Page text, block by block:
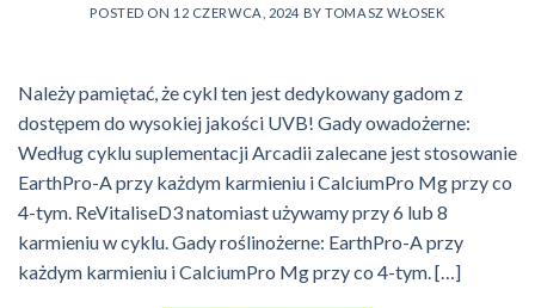
POSTED ON 12 CZERWCA, 2024 BYTOMASZ WŁOSEK
Należy pamiętać, że cykl ten jest dedykowany gadom z
dostępem do wysokiej jakości UVB! Gady owadożerne:
Według cyklu suplementacji Arcadii zalecane jest stosowanie
EarthPro-A przy każdym karmieniu i CalciumPro Mg przy co
4-tym. ReVitaliseD3 natomiast używamy przy 6 lub 8
karmieniu w cyklu. Gady roślinożerne: EarthPro-A przy
każdym karmieniu i CalciumPro Mg przy co 4-tym. […]